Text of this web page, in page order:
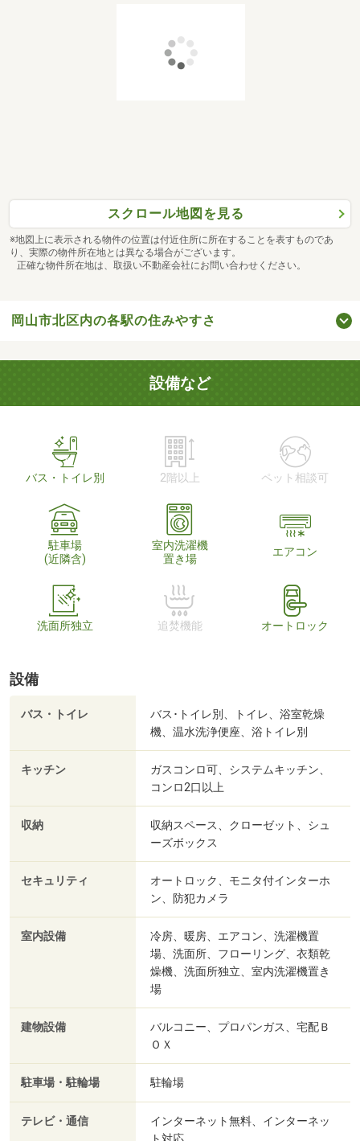
スクロール地図を見る
※地図上に表示される物件の位置は付近住所に所在することを表すものであ
り、実際の物件所在地とは異なる場合がございます。
正確な物件所在地は、取扱い不動産会社にお問い合わせください。
岡山市北区内の各駅の住みやすさ
設備など
バス・トイレ別 2階以上 ペット相談可
駐車場
(近隣含)
室内洗濯機
置き場
エアコン
洗面所独立 追焚機能 オートロック
設備
バス・トイレ
バス･トイレ別、トイレ、浴室乾燥
機、温水洗浄便座、浴トイレ別
キッチン
ガスコンロ可、システムキッチン、
コンロ2口以上
収納
収納スペース、クローゼット、シュ
ーズボックス
セキュリティ
オートロック、モニタ付インターホ
ン、防犯カメラ
室内設備
冷房、暖房、エアコン、洗濯機置
場、洗面所、フローリング、衣類乾
燥機、洗面所独立、室内洗濯機置き
場
建物設備
バルコニー、プロパンガス、宅配Ｂ
ＯＸ
駐車場・駐輪場 駐輪場
テレビ・通信
インターネット無料、インターネッ